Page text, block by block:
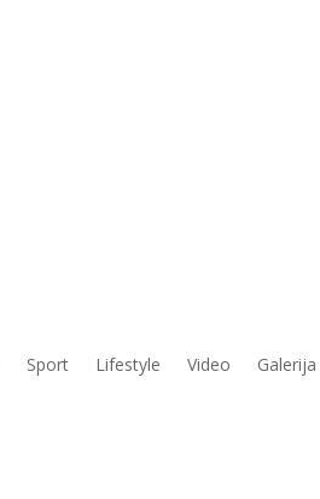
Sport Lifestyle Video Galerija